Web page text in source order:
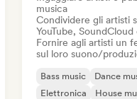
musica
Condividere gli artisti
YouTube,
Fornire agli artisti un
sul loro suono/
Bass music Dance
Elettronica
House